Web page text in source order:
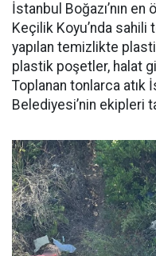
İstanbul Boğazı’nın
Keçilik Koyu’nda sahili
yapılan temizlikte
plastik poşetler, halat
Toplanan tonlarca atık
Belediyesi’nin ekipleri